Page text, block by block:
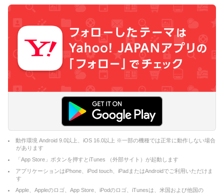
動作環境 Android 9.0以上、iOS 16.0以上 ※一部の機種では正常に動作しない場合
があります
「App Store」ボタンを押すとiTunes （外部サイト）が起動します
アプリケーションはiPhone、iPod touch、iPadまたはAndroidでご利用いただけま
す
Apple、Appleのロゴ、App Store、iPodのロゴ、iTunesは、米国および他国の